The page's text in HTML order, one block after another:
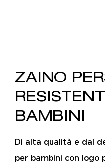
ZAINO
BAMBINI
Di alta qualità e dal
per bambini con logo